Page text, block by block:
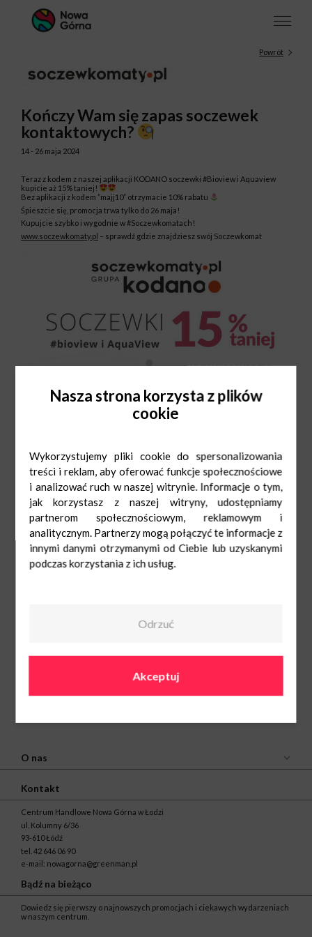
Powrót
Kończy Wam się zapas soczewek
kontaktowych?
14 - 26 maja 2024
Teraz z kodem z naszej aplikacji KODANO soczewki #Bioview i Aquaview
kupicie aż 15% taniej!
Bez aplikacji z kodem ”majj10” otrzymacie 10% rabatu
Śpieszcie się, promocja trwa tylko do 26 maja!
Kupujcie szybko i wygodnie w #Soczewkomatach!
www.soczewkomaty.pl – sprawdź gdzie znajdziesz swój Soczewkomat
O nas
Kontakt
Centrum Handlowe Nowa Górna w Łodzi
ul. Kolumny 6/36
93-610 Łódź
tel. 42 646 06 90
e-mail: nowagorna@greenman.pl
Bądź na bieżąco
Dowiedz się pierwszy o najnowszych promocjach i ciekawych wydarzeniach
w naszym centrum.
Nasza strona korzysta z plików
cookie
Wykorzystujemy pliki cookie do spersonalizowania
treści i reklam, aby oferować funkcje społecznościowe
i analizować ruch w naszej witrynie. Informacje o tym,
jak korzystasz z naszej witryny, udostępniamy
partnerom społecznościowym, reklamowym i
analitycznym. Partnerzy mogą połączyć te informacje z
innymi danymi otrzymanymi od Ciebie lub uzyskanymi
podczas korzystania z ich usług.
Odrzuć
Akceptuj